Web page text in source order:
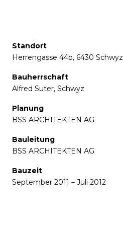
Standort
Herrengasse 44b, 6430 Schwyz
Bauherrschaft
Alfred Suter, Schwyz
Planung
BSS ARCHITEKTEN AG
Bauleitung
BSS ARCHITEKTEN AG
Bauzeit
September 2011 – Juli 2012